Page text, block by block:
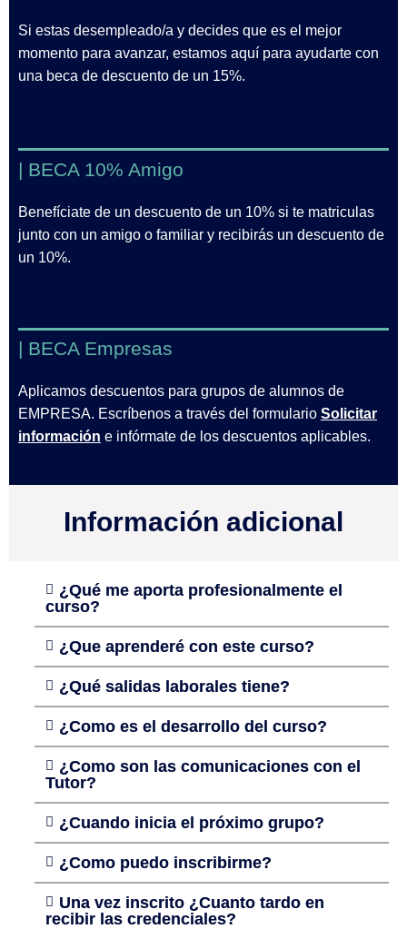
Si estas desempleado/a y decides que es el mejor
momento para avanzar, estamos aquí para ayudarte con
una beca de descuento de un 15%.
| BECA 10% Amigo
Benefíciate de un descuento de un 10% si te matriculas
junto con un amigo o familiar y recibirás un descuento de
un 10%.
| BECA Empresas
Aplicamos descuentos para grupos de alumnos de
EMPRESA. Escríbenos a través del formulario Solicitar
información e infórmate de los descuentos aplicables.
Información adicional
¿Qué me aporta profesionalmente el
curso?
¿Que aprenderé con este curso?
¿Qué salidas laborales tiene?
¿Como es el desarrollo del curso?
¿Como son las comunicaciones con el
Tutor?
¿Cuando inicia el próximo grupo?
¿Como puedo inscribirme?
Una vez inscrito ¿Cuanto tardo en
recibir las credenciales?